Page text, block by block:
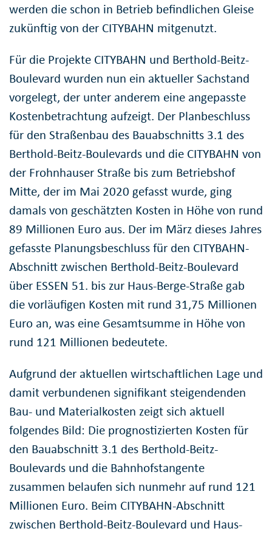
werden die schon in Betrieb befindlichen Gleise
zukünftig von der CITYBAHN mitgenutzt.
Für die Projekte CITYBAHN und Berthold-Beitz-
Boulevard wurden nun ein aktueller Sachstand
vorgelegt, der unter anderem eine angepasste
Kostenbetrachtung aufzeigt. Der Planbeschluss
für den Straßenbau des Bauabschnitts 3.1 des
Berthold-Beitz-Boulevards und die CITYBAHN von
der Frohnhauser Straße bis zum Betriebshof
Mitte, der im Mai 2020 gefasst wurde, ging
damals von geschätzten Kosten in Höhe von rund
89 Millionen Euro aus. Der im März dieses Jahres
gefasste Planungsbeschluss für den CITYBAHN-
Abschnitt zwischen Berthold-Beitz-Boulevard
über ESSEN 51. bis zur Haus-Berge-Straße gab
die vorläufigen Kosten mit rund 31,75 Millionen
Euro an, was eine Gesamtsumme in Höhe von
rund 121 Millionen bedeutete.
Aufgrund der aktuellen wirtschaftlichen Lage und
damit verbundenen signifikant steigendenden
Bau- und Materialkosten zeigt sich aktuell
folgendes Bild: Die prognostizierten Kosten für
den Bauabschnitt 3.1 des Berthold-Beitz-
Boulevards und die Bahnhofstangente
zusammen belaufen sich nunmehr auf rund 121
Millionen Euro. Beim CITYBAHN-Abschnitt
zwischen Berthold-Beitz-Boulevard und Haus-